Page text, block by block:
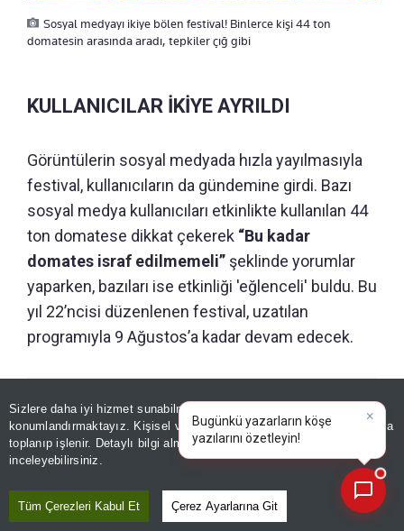
Sizlere daha iyi hizmet sunabilmek adına sitemizde
konumlandırmaktayız. Kişisel verileriniz, KVKK ve GDPR kapsamında
toplanıp işlenir. Detaylı bilgi almak içinAydınlatma Metnimizi
inceleyebilirsiniz.
Tüm Çerezleri Kabul Et Çerez Ayarlarına Git
Sosyal medyayı ikiye bölen festival! Binlerce kişi 44 ton
domatesin arasında aradı, tepkiler çığ gibi
KULLANICILAR İKİYE AYRILDI
Görüntülerin sosyal medyada hızla yayılmasıyla
festival, kullanıcıların da gündemine girdi. Bazı
sosyal medya kullanıcıları etkinlikte kullanılan 44
ton domatese dikkat çekerek “Bu kadar
domates israf edilmemeli” şeklinde yorumlar
yaparken, bazıları ise etkinliği 'eğlenceli' buldu. Bu
yıl 22’ncisi düzenlenen festival, uzatılan
programıyla 9 Ağustos’a kadar devam edecek.
ÖNERİLEN HABERLER
Yeni havalimanında pes
kökünden söküp götürdüler